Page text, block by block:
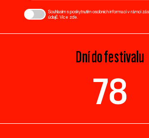
Souhlasím s poskytnutím osobních informací v rámci
údajů. Více zde
Dní do festivalu
78